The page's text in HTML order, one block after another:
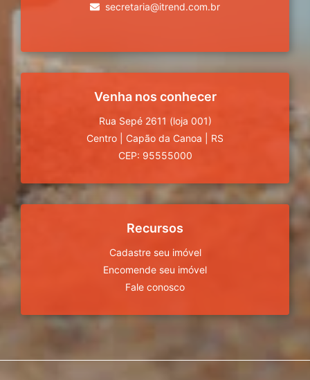
secretaria@itrend.com.br
Venha nos conhecer
Rua Sepé 2611 (loja 001)
Centro
Capão da Canoa
RS
CEP: 95555000
Recursos
Cadastre seu imóvel
Encomende seu imóvel
Fale conosco